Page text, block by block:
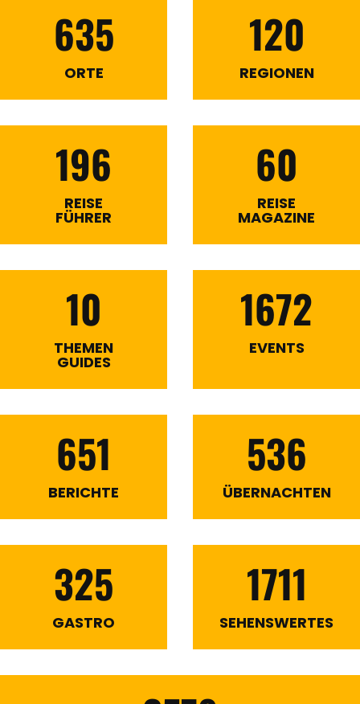
635
ORTE
120
REGIONEN
196
REISE
FÜHRER
60
REISE
MAGAZINE
10
THEMEN
GUIDES
1672
EVENTS
651
BERICHTE
536
ÜBERNACHTEN
325
GASTRO
1711
SEHENSWERTES